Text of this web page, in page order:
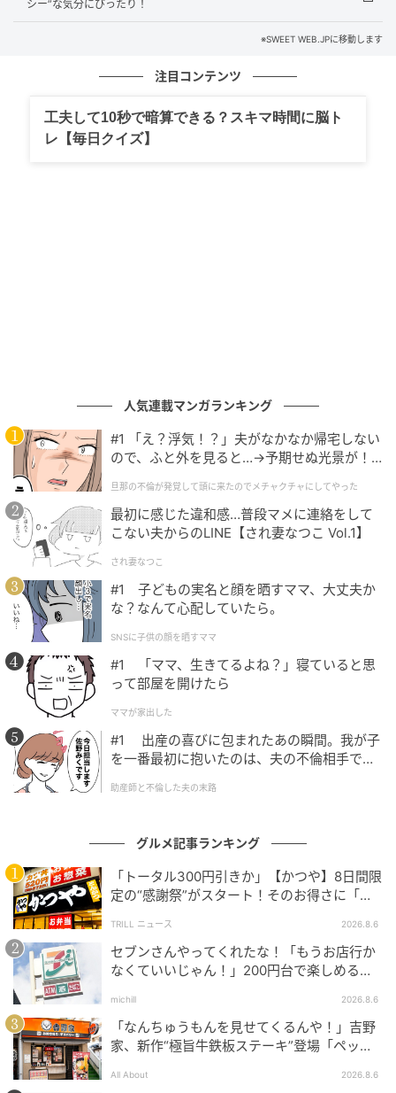
素をじっくり深掘り。
SWEETWEB.JP
まずは、今回のピーチシリーズに共通して入っている
ピーチ果肉ソース。完熟ピーチの果肉感をイメージし
た、芳醇な香りと”とろっとした”食感が特長です。
SWEETWEB.JP
底に沈むジューシーなピーチの甘みと重なって、軽や
かな飲み心地♡ ピンクとイエローっぽい色合いが、夕
暮れを思わせるような美しいグラデーションを生み出
しています。炭酸水らしい泡も、光を含んでキラキラ
輝いていました！
シー”な気分にぴったり！
※SWEET WEB.JPに移動します
注目コンテンツ
工夫して10秒で暗算できる？スキマ時間に脳ト
レ【毎日クイズ】
人気連載マンガランキング
#1 「え？浮気！？」夫がなかなか帰宅しない
ので、ふと外を見ると…→予期せぬ光景が！
クチャにしてやった
旦那の不倫が発覚して頭に来たのでメチャクチャにしてやった
最初に感じた違和感…普段マメに連絡をして
こない夫からのLINE【され妻なつこ Vol.1】
され妻なつこ
#1 子どもの実名と顔を晒すママ、大丈夫か
な？なんて心配していたら。
SNSに子供の顔を晒すママ
#1 「ママ、生きてるよね？」寝ていると思
って部屋を開けたら
ママが家出した
#1 出産の喜びに包まれたあの瞬間。我が子
を一番最初に抱いたのは、夫の不倫相手でし
助産師と不倫した夫の末路
グルメ記事ランキング
「トータル300円引きか」【かつや】8日間限
定の“感謝祭”がスタート！そのお得さに「何
TRILL ニュース 2026.8.6
セブンさんやってくれたな！「もうお店行か
なくていいじゃん！」200円台で楽しめる本
michill 2026.8.6
「なんちゅうもんを見せてくるんや！」吉野
家、新作“極旨牛鉄板ステーキ”登場「ペッパ
All About 2026.8.6